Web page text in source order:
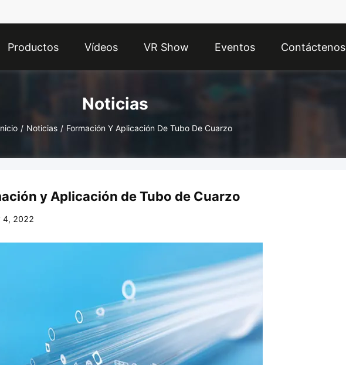
Productos Vídeos VR Show Eventos Contáctenos
Noticias
/ Noticias / Formación Y Aplicación De Tubo De Cuarzo
y Aplicación de Tubo de Cuarzo
4, 2022